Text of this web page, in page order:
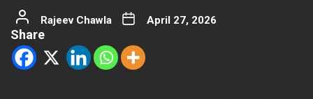
Rajeev Chawla April 27, 2026
Share